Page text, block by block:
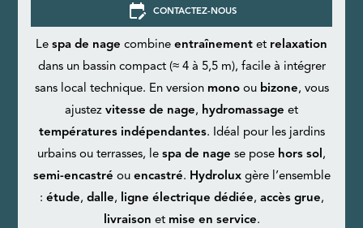
edit_calendar CONTACTEZ-NOUS
Le spa de nage combine entraînement et relaxation
dans un bassin compact (≈ 4 à 5,5 m), facile à intégrer
sans local technique. En version monoou bizone, vous
ajustez vitesse de nage, hydromassage et
températures indépendantes. Idéal pour les jardins
urbains ou terrasses, le spa de nage se pose hors sol ,
semi-encastré ou encastré. Hydroluxgère l’ensemble
: étude, dalle, ligne électrique dédiée, accès grue,
livraison et mise en service.